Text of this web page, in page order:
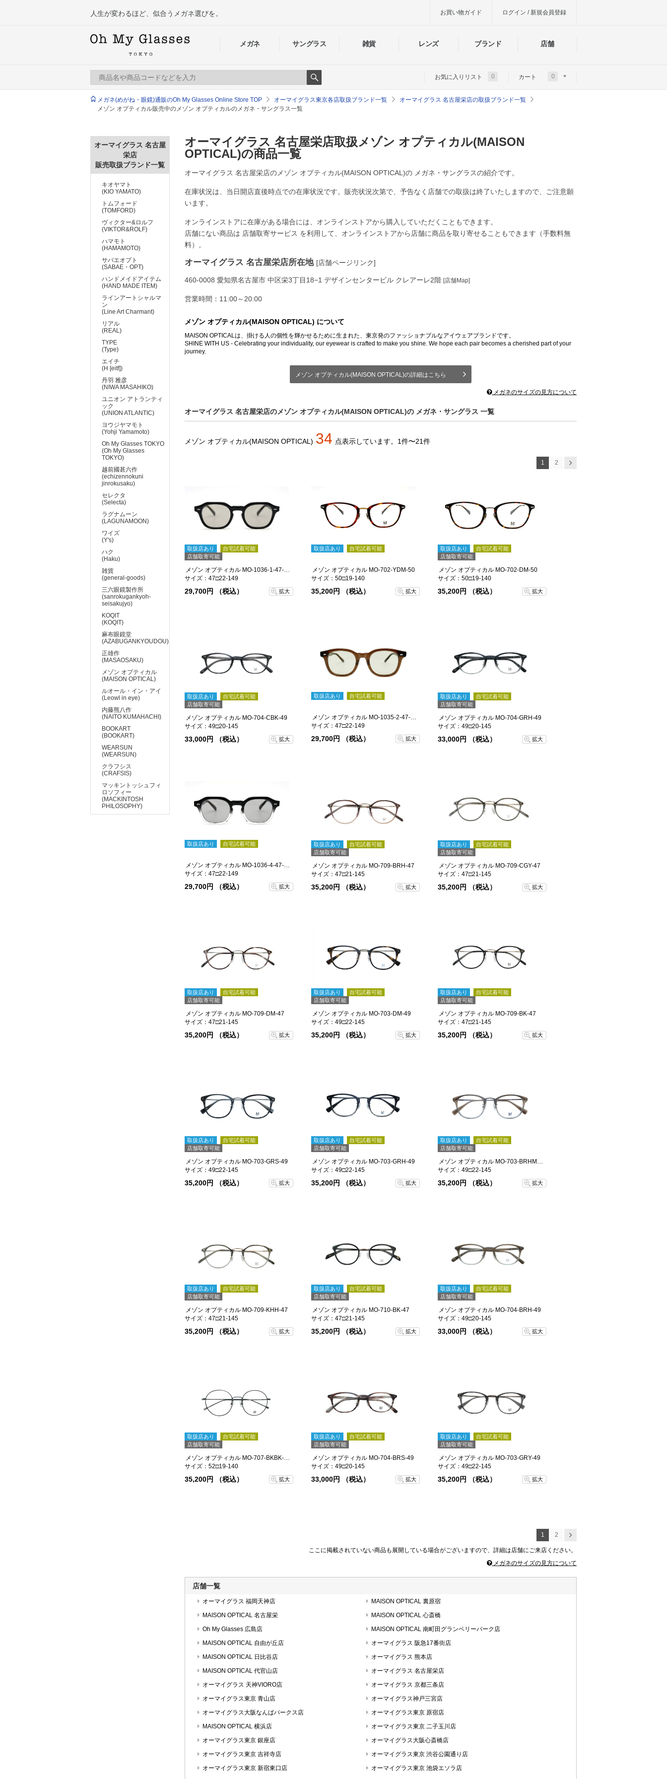
メガネ サングラス 雑貨 レンズ ブランド 店舗
人生が変わるほど、似合うメガネ選びを。 お買い物ガイド ログイン / 新規会員登録
Search
お気に入りリスト 0 カート 0
メガネ(めがね・眼鏡)通販のOh My Glasses Online Store TOP オーマイグラス東京各店取扱ブランド一覧
オーマイグラス 名古屋栄店の取扱ブランド一覧
メゾン オプティカル販売中のメゾン オプティカルのメガネ・サングラス一覧
オーマイグラス 名古屋栄店取扱メゾン オプティカル(MAISON
OPTICAL)の商品一覧
オーマイグラス 名古屋栄店のメゾン オプティカル(MAISON OPTICAL)の メガネ・サングラスの紹介です。
在庫状況は、当日開店直後時点での在庫状況です。販売状況次第で、予告なく店舗での取扱は終了いたしますので、ご注意願
います。
オンラインストアに在庫がある場合には、オンラインストアから購入していただくこともできます。
店舗にない商品は 店舗取寄サービス を利用して、オンラインストアから店舗に商品を取り寄せることもできます（手数料無
料）。
オーマイグラス 名古屋栄店所在地 [店舗ページリンク]
460-0008 愛知県名古屋市 中区栄3丁目18−1 デザインセンタービル クレアーレ2階 [店舗Map]
営業時間：11:00～20:00
メゾン オプティカル(MAISON OPTICAL) について
MAISON OPTICALは、掛ける人の個性を輝かせるために生まれた、東京発のファッショナブルなアイウェアブランドです。
SHINE WITH US - Celebrating your individuality, our eyewear is crafted to make you shine. We hope each pair becomes a cherished part of your
journey.
メゾン オプティカル(MAISON OPTICAL)の詳細はこちら
メガネのサイズの見方について
オーマイグラス 名古屋栄店のメゾン オプティカル(MAISON OPTICAL)の メガネ・サングラス 一覧
メゾン オプティカル(MAISON OPTICAL) 34 点表示しています。 1件〜21件
1 2
取扱店あり
自宅試着可能
店舗取寄可能
メゾン オプティカル MO-1036-1-47-sg
サイズ：47□22-149
29,700円 （税込） 拡大
取扱店あり 自宅試着可能
メゾン オプティカル MO-702-YDM-50
サイズ：50□19-140
35,200円 （税込） 拡大
取扱店あり
自宅試着可能
店舗取寄可能
メゾン オプティカル MO-702-DM-50
サイズ：50□19-140
35,200円 （税込） 拡大
取扱店あり
自宅試着可能
店舗取寄可能
メゾン オプティカル MO-704-CBK-49
サイズ：49□20-145
33,000円 （税込） 拡大
取扱店あり 自宅試着可能
サイズ：47□22-149
29,700円 （税込） 拡大
取扱店あり
自宅試着可能
店舗取寄可能
メゾン オプティカル MO-704-GRH-49
サイズ：49□20-145
33,000円 （税込） 拡大
取扱店あり 自宅試着可能
サイズ：47□22-149
29,700円 （税込） 拡大
取扱店あり
自宅試着可能
店舗取寄可能
メゾン オプティカル MO-709-BRH-47
サイズ：47□21-145
35,200円 （税込） 拡大
取扱店あり
自宅試着可能
店舗取寄可能
メゾン オプティカル MO-709-CGY-47
サイズ：47□21-145
35,200円 （税込） 拡大
取扱店あり
自宅試着可能
店舗取寄可能
メゾン オプティカル MO-709-DM-47
サイズ：47□21-145
35,200円 （税込） 拡大
取扱店あり
自宅試着可能
店舗取寄可能
メゾン オプティカル MO-703-DM-49
サイズ：49□22-145
35,200円 （税込） 拡大
取扱店あり
自宅試着可能
店舗取寄可能
メゾン オプティカル MO-709-BK-47
サイズ：47□21-145
35,200円 （税込） 拡大
取扱店あり
自宅試着可能
店舗取寄可能
メゾン オプティカル MO-703-GRS-49
サイズ：49□22-145
35,200円 （税込） 拡大
取扱店あり
自宅試着可能
店舗取寄可能
メゾン オプティカル MO-703-GRH-49
サイズ：49□22-145
35,200円 （税込） 拡大
取扱店あり
自宅試着可能
店舗取寄可能
メゾン オプティカル MO-703-BRHM-49
サイズ：49□22-145
35,200円 （税込） 拡大
取扱店あり
自宅試着可能
店舗取寄可能
メゾン オプティカル MO-709-KHH-47
サイズ：47□21-145
35,200円 （税込） 拡大
取扱店あり
自宅試着可能
店舗取寄可能
メゾン オプティカル MO-710-BK-47
サイズ：47□21-145
35,200円 （税込） 拡大
取扱店あり
自宅試着可能
店舗取寄可能
メゾン オプティカル MO-704-BRH-49
サイズ：49□20-145
33,000円 （税込） 拡大
取扱店あり
自宅試着可能
店舗取寄可能
サイズ：52□19-140
35,200円 （税込） 拡大
取扱店あり
自宅試着可能
店舗取寄可能
メゾン オプティカル MO-704-BRS-49
サイズ：49□20-145
33,000円 （税込） 拡大
取扱店あり
自宅試着可能
店舗取寄可能
メゾン オプティカル MO-703-GRY-49
サイズ：49□22-145
35,200円 （税込） 拡大
1 2
ここに掲載されていない商品も展開している場合がございますので、詳細は店舗にご来店ください。
メガネのサイズの見方について
店舗一覧
オーマイグラス 福岡天神店
MAISON OPTICAL 裏原宿
MAISON OPTICAL 名古屋栄
MAISON OPTICAL 心斎橋
Oh My Glasses 広島店
MAISON OPTICAL 南町田グランベリーパーク店
MAISON OPTICAL 自由が丘店
オーマイグラス 阪急17番街店
MAISON OPTICAL 日比谷店
オーマイグラス 熊本店
MAISON OPTICAL 代官山店
オーマイグラス 名古屋栄店
オーマイグラス 天神VIORO店
オーマイグラス 京都三条店
オーマイグラス東京 青山店
オーマイグラス神戸三宮店
オーマイグラス大阪なんばパークス店
オーマイグラス東京 原宿店
MAISON OPTICAL 横浜店
オーマイグラス東京 二子玉川店
オーマイグラス東京 銀座店
オーマイグラス大阪心斎橋店
オーマイグラス東京 吉祥寺店
オーマイグラス東京 渋谷公園通り店
オーマイグラス東京 新宿東口店
オーマイグラス東京 池袋エソラ店
オーマイグラス 名古屋
栄店
販売取扱ブランド一覧
キオヤマト
(KIO YAMATO)
トムフォード
(TOMFORD)
ヴィクター&ロルフ
(VIKTOR&ROLF)
ハマモト
(HAMAMOTO)
サバエオプト
(SABAE・OPT)
ハンドメイドアイテム
(HAND MADE ITEM)
ラインアートシャルマ
ン
(Line Art Charmant)
リアル
(REAL)
TYPE
(Type)
エイチ
(H [eitf])
丹羽 雅彦
(NIWA MASAHIKO)
ユニオン アトランティ
ック
(UNION ATLANTIC)
ヨウジヤマモト
(Yohji Yamamoto)
Oh My Glasses TOKYO
(Oh My Glasses
TOKYO)
越前國甚六作
(echizennokuni
jinrokusaku)
セレクタ
(Selecta)
ラグナムーン
(LAGUNAMOON)
ワイズ
(Y's)
ハク
(Haku)
雑貨
(general-goods)
三六眼鏡製作所
(sanrokugankyoh-
seisakujyo)
KOQIT
(KOQIT)
麻布眼鏡堂
(AZABUGANKYOUDOU)
正雄作
(MASAOSAKU)
メゾン オプティカル
(MAISON OPTICAL)
ルオール・イン・アイ
(Leowl in eye)
内藤熊八作
(NAITO KUMAHACHI)
BOOKART
(BOOKART)
WEARSUN
(WEARSUN)
クラフシス
(CRAFSIS)
マッキントッシュフィ
ロソフィー
(MACKINTOSH
PHILOSOPHY)